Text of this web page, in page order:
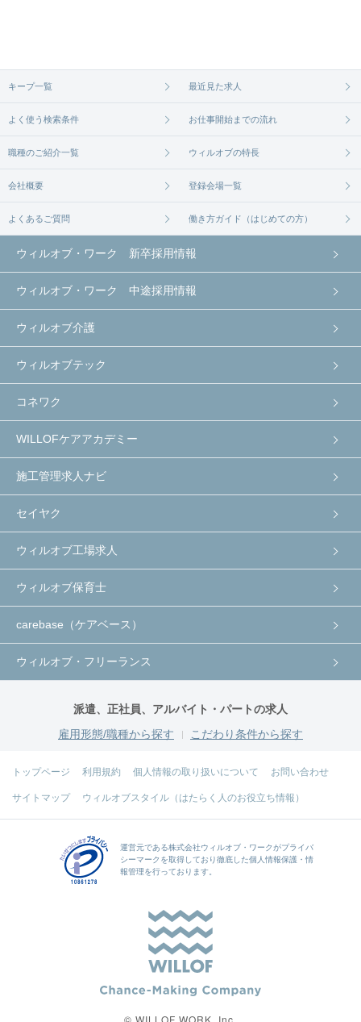
無料相談の登録はコチラから
キープ一覧 最近見た求人
よく使う検索条件 お仕事開始までの流れ
職種のご紹介一覧 ウィルオブの特長
会社概要 登録会場一覧
よくあるご質問 働き方ガイド（はじめての方）
ウィルオブ・ワーク 新卒採用情報
ウィルオブ・ワーク 中途採用情報
ウィルオブ介護
ウィルオブテック
コネワク
WILLOFケアアカデミー
施工管理求人ナビ
セイヤク
ウィルオブ工場求人
ウィルオブ保育士
carebase（ケアベース）
ウィルオブ・フリーランス
派遣、正社員、アルバイト・パートの求人
雇用形態/職種から探す
こだわり条件から探す
トップページ 利用規約 個人情報の取り扱いについて お問い合わせ
サイトマップ ウィルオブスタイル（はたらく人のお役立ち情報）
運営元である株式会社ウィルオブ・ワークがプライバ
シーマークを取得しており徹底した個人情報保護・情
報管理を行っております。
© WILLOF WORK, Inc.